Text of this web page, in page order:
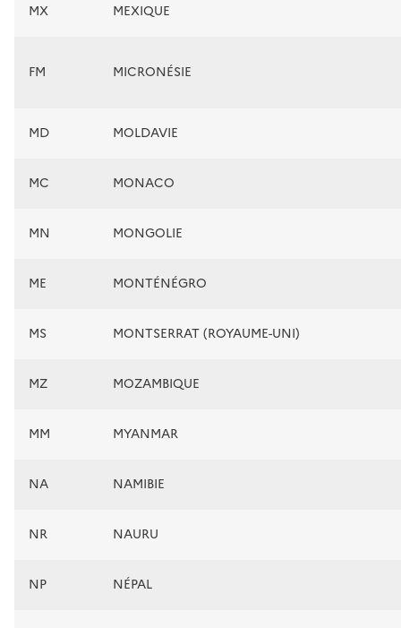
MX MEXIQUE
FM MICRONÉSIE
MD MOLDAVIE
MC MONACO
MN MONGOLIE
ME MONTÉNÉGRO
MS MONTSERRAT (ROYAUME-UNI)
MZ MOZAMBIQUE
MM MYANMAR
NA NAMIBIE
NR NAURU
NP NÉPAL